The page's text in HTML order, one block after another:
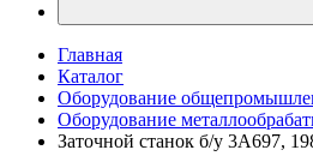
Главная
Каталог
Оборудование
Оборудование
Заточной станок б/у 3А697,